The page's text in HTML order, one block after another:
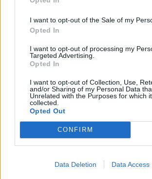
I want to opt-out of the Sale of my
Opted In
I want to opt-out of processing my
Targeted Advertising.
Opted In
I want to opt-out of Collection, Use,
and/or Sharing of my Personal Data
Unrelated with the Purposes for which
collected.
Opted Out
CONFIRM
Data Deletion Data Access
Redakcja Zero.pl
Kraj